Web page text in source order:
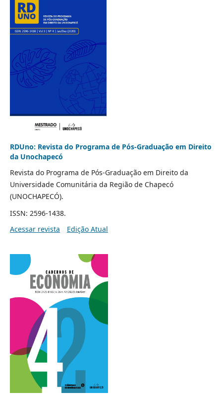
RDUno: Revista do Programa de Pós-Graduação em Direito
da Unochapecó
Revista do Programa de Pós-Graduação em Direito da
Universidade Comunitária da Região de Chapecó
(UNOCHAPECÓ).
ISSN: 2596-1438.
Acessar revista
Edição Atual